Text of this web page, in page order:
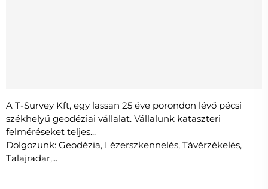
A T-Survey Kft, egy lassan 25 éve porondon lévő pécsi
székhelyű geodéziai vállalat. Vállalunk kataszteri
felméréseket teljes...
Dolgozunk: Geodézia, Lézerszkennelés, Távérzékelés,
Talajradar,...